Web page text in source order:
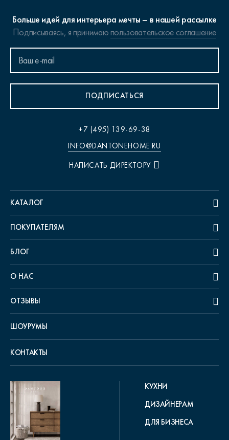
Больше идей для интерьера мечты – в нашей рассылке
Подписываясь, я принимаюпользовательское соглашение
ПОДПИСАТЬСЯ
+7 (495) 139-69-38
INFO@DANTONEHOME.RU
НАПИСАТЬ ДИРЕКТОРУ
КАТАЛОГ
ПОКУПАТЕЛЯМ
БЛОГ
О НАС
ОТЗЫВЫ
ШОУРУМЫ
КОНТАКТЫ
КУХНИ
ДИЗАЙНЕРАМ
ДЛЯ БИЗНЕСА